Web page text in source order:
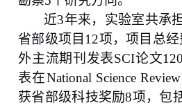
近3年来，实验室共承
省部级项目 12项，项目总经
外主流期刊发表SCI论文120
表在National Science Review
获省部级科技奖励8项，包